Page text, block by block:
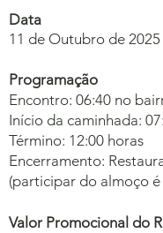
Data
11 de Outubro de 2025
Programação
Encontro: 06:40 no
Início da caminhada:
Término: 12:00 horas
Encerramento:
(participar do almoço
Valor Promocional do